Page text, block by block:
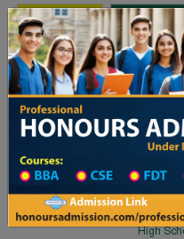
Toggle navigation
Updates
২০২৫-২৬ শিক্ষাবর্ষের ১ম বর্ষের ভর্তি
High School in
High